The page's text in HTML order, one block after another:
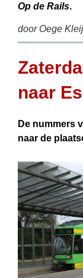
Op de Rails.
door Oege
naar
De nummers
naar de